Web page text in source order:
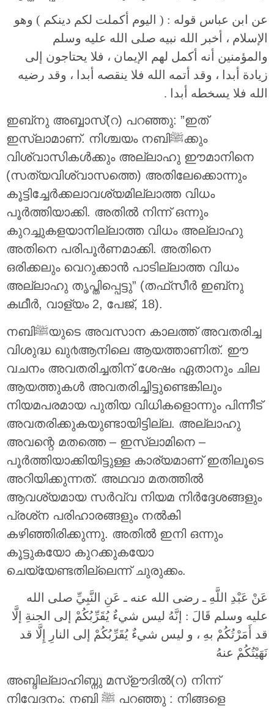
عن ابن عباس قوله : ( اليوم أكملت لكم دينكم ) وهو
الإسلام ، أخبر الله نبيه صلى الله عليه وسلم
والمؤمنين أنه أكمل لهم الإيمان ، فلا يحتاجون إلى
زيادة أبدا ، وقد أتمه الله فلا ينقصه أبدا ، وقد رضيه
الله فلا يسخطه أبدا .
ഇബ്‌നു അബ്ബാസ്(റ) പറഞ്ഞു: ”ഇത്
ഇസ്‌ലാമാണ്. നിശ്ചയം നബിﷺക്കും
വിശ്വാസികള്‍ക്കും അല്ലാഹു ഈമാനിനെ
(സത്യവിശ്വാസത്തെ) അതിലേക്കൊന്നും
കൂട്ടിച്ചേര്‍ക്കലാവശ്യമില്ലാത്ത വിധം
പൂര്‍ത്തിയാക്കി. അതില്‍ നിന്ന് ഒന്നും
കുറച്ചുകളയാനില്ലാത്ത വിധം അല്ലാഹു
അതിനെ പരിപൂര്‍ണമാക്കി. അതിനെ
ഒരിക്കലും വെറുക്കാന്‍ പാടില്ലാത്ത വിധം
അല്ലാഹു തൃപ്തിപ്പെട്ടു” (തഫ്‌സീര്‍ ഇബ്‌നു
കഥീര്‍, വാള്യം 2, പേജ്, 18).
നബിﷺയുടെ അവസാന കാലത്ത് അവതരിച്ച
വിശുദ്ധ ഖു൪ആനിലെ ആയത്താണിത്. ഈ
വചനം അവതരിച്ചതിന് ശേഷം ഏതാനും ചില
ആയത്തുകള്‍ അവതരിച്ചിട്ടുണ്ടെങ്കിലും
നിയമപരമായ പുതിയ വിധികളൊന്നും പിന്നീട്
അവതരിക്കുകയുണ്ടായിട്ടില്ല. അല്ലാഹു
അവന്റെ മതത്തെ – ഇസ്ലാമിനെ –
പൂര്‍ത്തിയാക്കിയിട്ടുള്ള കാര്യമാണ് ഇതിലൂടെ
അറിയിക്കുന്നത്. അഥവാ മതത്തില്‍
ആവശ്യമായ സര്‍വ്വ നിയമ നിര്‍ദ്ദേശങ്ങളും
പ്രശ്‌ന പരിഹാരങ്ങളും നല്‍കി
കഴിഞ്ഞിരിക്കുന്നു. അതില്‍ ഇനി ഒന്നും
കൂട്ടുകയോ കുറക്കുകയോ
ചെയ്യേണ്ടതില്ലെന്ന് ചുരുക്കം.
عَنْ عَبْدِ اللَّهِ ـ رضى الله عنه ـ عَنِ النَّبِيِّ صلى الله
عليه وسلم قَالَ : إنَّهُ ليس شيءٌ يُقَرِّبُكُمْ إلى الجنةِ إلَّا
قد أَمَرْتُكُمْ بهِ ، و ليس شيءٌ يُقَرِّبُكُمْ إلى النارِ إِلَّا قد
نَهَيْتُكُمْ عنهُ
അബ്ദില്ലാഹിബ്നു മസ്ഊദിൽ(റ) നിന്ന്
നിവേദനം: നബി ﷺ പറഞ്ഞു : നിങ്ങളെ